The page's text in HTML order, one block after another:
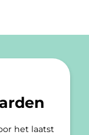
het laatst